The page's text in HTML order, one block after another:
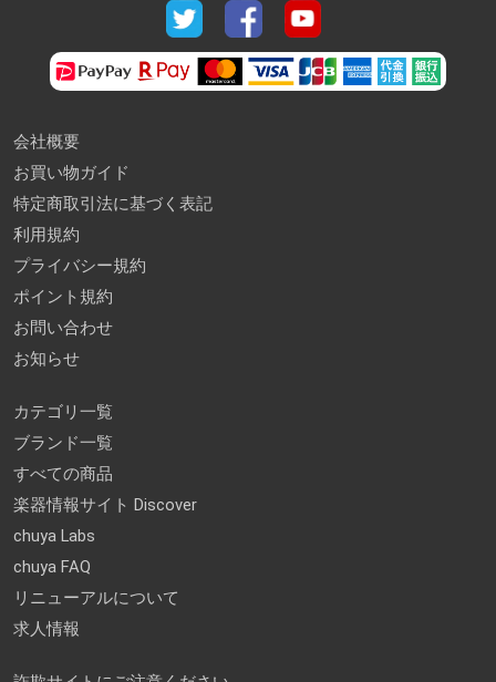
会社概要
お買い物ガイド
特定商取引法に基づく表記
利用規約
プライバシー規約
ポイント規約
お問い合わせ
お知らせ
カテゴリ一覧
ブランド一覧
すべての商品
楽器情報サイト Discover
chuya Labs
chuya FAQ
リニューアルについて
求人情報